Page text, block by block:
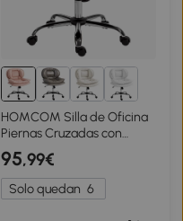
HOMCOM Silla de Oficina
Piernas Cruzadas con
Asiento Ancho Ruedas
Altura Ajustable Doble
Acolchado Función
Basculante Rosa
95,99€
Solo quedan 6